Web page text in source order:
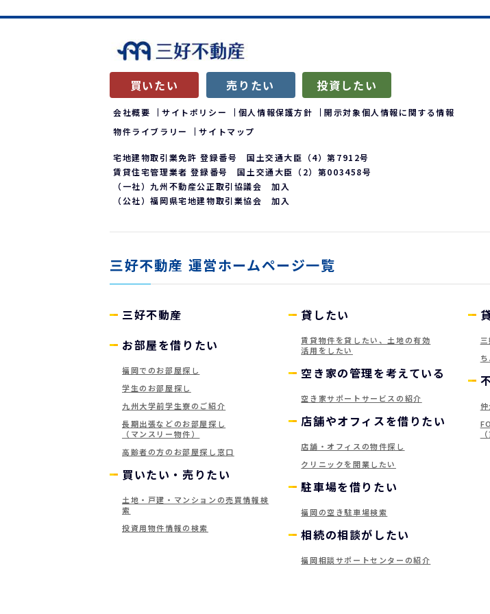
買いたい 売りたい 投資したい
会社概要 サイトポリシー 個人情報保護方針
開示対象個人情報に関する情報
物件ライブラリー
サイトマップ
宅地建物取引業免許 登録番号 国土交通大臣（4）第7912号
賃貸住宅管理業者 登録番号 国土交通大臣（2）第003458号
（一社）九州不動産公正取引協議会 加入
（公社）福岡県宅地建物取引業協会 加入
三好不動産 運営ホームページ一覧
三好不動産
お部屋を借りたい
福岡でのお部屋探し
学生のお部屋探し
九州大学前学生寮のご紹介
長期出張などのお部屋探し
（マンスリー物件）
高齢者の方のお部屋探し窓口
買いたい・売りたい
土地・戸建・マンションの売買情報検
索
投資用物件情報の検索
貸したい
賃貸物件を貸したい、土地の有効
活用をしたい
空き家の管理を考えている
空き家サポートサービスの紹介
店舗やオフィスを借りたい
店舗・オフィスの物件探し
クリニックを開業したい
駐車場を借りたい
福岡の空き駐車場検索
相続の相談がしたい
福岡相談サポートセンターの紹介